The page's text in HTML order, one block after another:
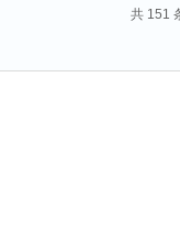
共 151